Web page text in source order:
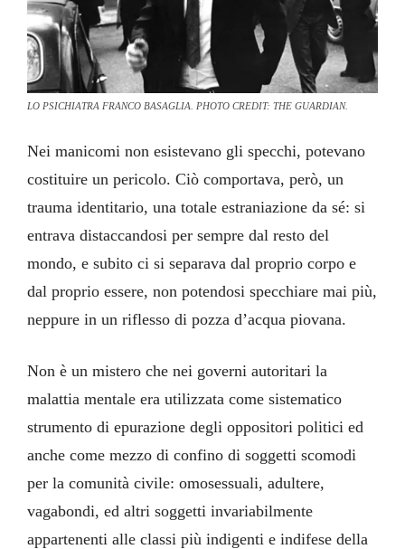
LO PSICHIATRA FRANCO BASAGLIA. PHOTO CREDIT: THE GUARDIAN.
Nei manicomi non esistevano gli specchi, potevano
costituire un pericolo. Ciò comportava, però, un
trauma identitario, una totale estraniazione da sé: si
entrava distaccandosi per sempre dal resto del
mondo, e subito ci si separava dal proprio corpo e
dal proprio essere, non potendosi specchiare mai più,
neppure in un riflesso di pozza d’acqua piovana.
Non è un mistero che nei governi autoritari la
malattia mentale era utilizzata come sistematico
strumento di epurazione degli oppositori politici ed
anche come mezzo di confino di soggetti scomodi
per la comunità civile: omosessuali, adultere,
vagabondi, ed altri soggetti invariabilmente
appartenenti alle classi più indigenti e indifese della